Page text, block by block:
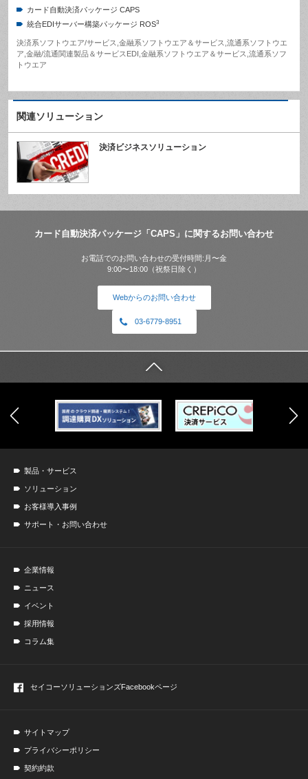
カード自動決済パッケージ CAPS
統合EDIサーバー構築パッケージ ROS3
決済系ソフトウエア/サービス 金融系ソフトウエア＆サービス 流通系ソフトウエ
ア 金融/流通関連製品＆サービス EDI 金融系ソフトウエア＆サービス 流通系ソフ
トウエア
関連ソリューション
決済ビジネスソリューション
カード自動決済パッケージ「CAPS」に関するお問い合わせ
お電話でのお問い合わせの受付時間:月〜金
9:00〜18:00（祝祭日除く）
Webからのお問い合わせ
03-6779-8951
製品・サービス
ソリューション
お客様導入事例
サポート・お問い合わせ
企業情報
ニュース
イベント
採用情報
コラム集
セイコーソリューションズFacebookページ
サイトマップ
プライバシーポリシー
契約約款